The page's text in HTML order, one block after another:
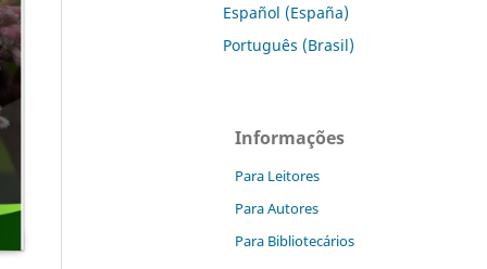
Español (España)
Português (Brasil)
Informações
Para Leitores
Para Autores
Para Bibliotecários